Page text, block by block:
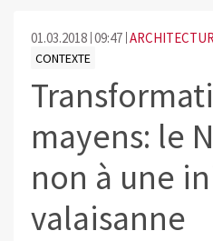
01.03.2018 09:47
CONTEXTE
mayens: le
non à une
valaisanne